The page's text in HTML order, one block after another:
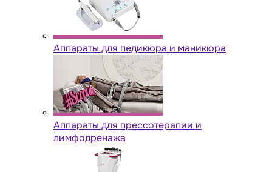
Аппараты для педикюра и маникюра
Аппараты для прессотерапии и
лимфодренажа